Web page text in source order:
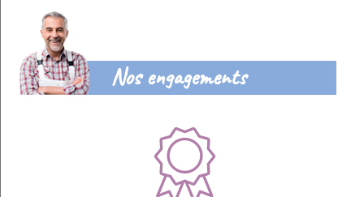
Nos engagements